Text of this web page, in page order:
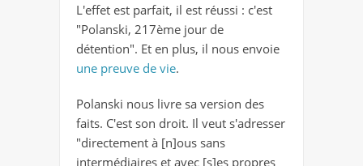
L'effet est parfait, il est réussi : c'est
"Polanski, 217ème jour de
détention". Et en plus, il nous envoie
une preuve de vie.
Polanski nous livre sa version des
faits. C'est son droit. Il veut s'adresser
"directement à [n]ous sans
intermédiaires et avec [s]es propres